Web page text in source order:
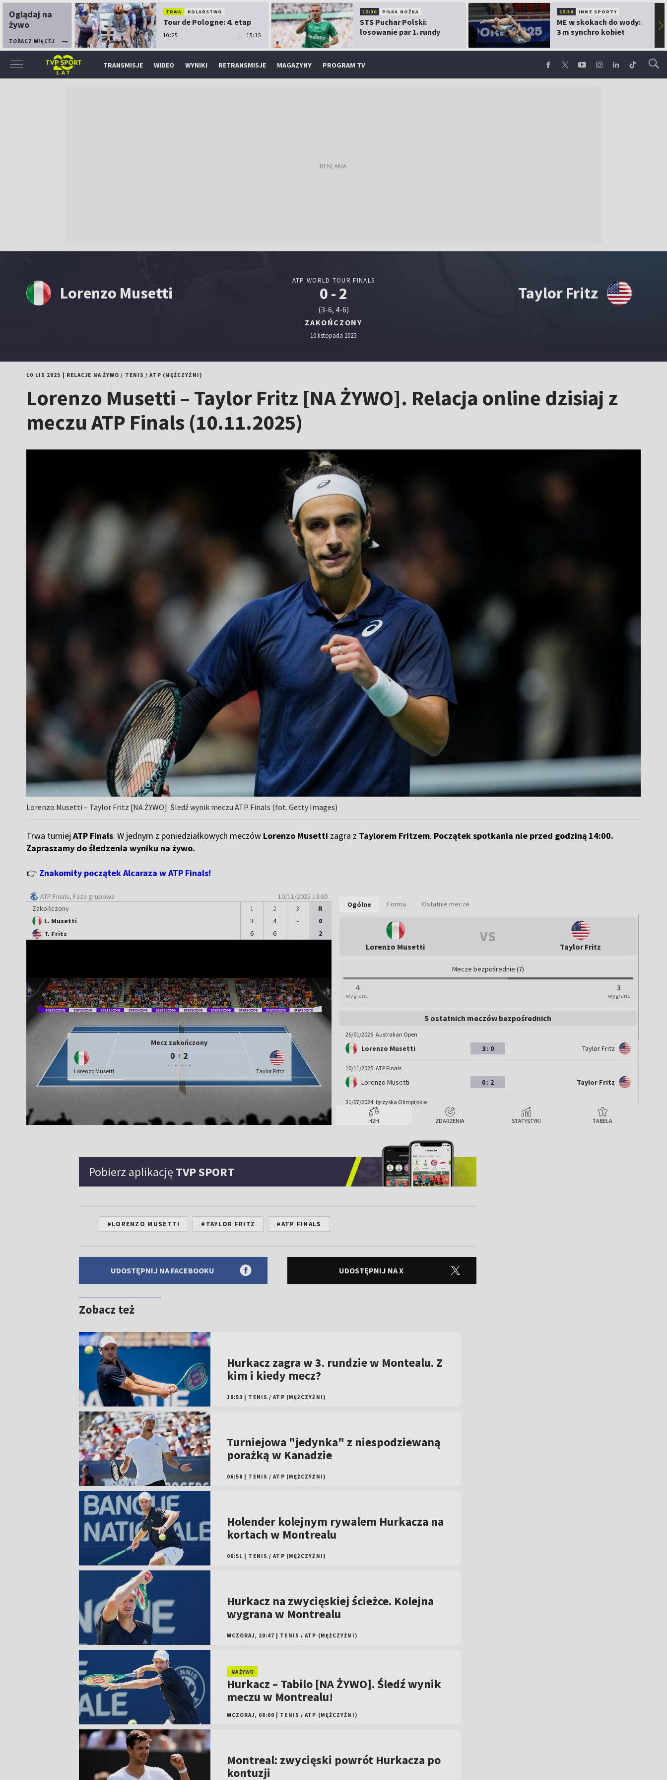
Oglądaj na
żywo
ZOBACZ WIĘCEJ
TRWA KOLARSTWO
Tour de Pologne: 4. etap
10:25 15:15
15:30 PIŁKA NOŻNA
STS Puchar Polski:
losowanie par 1. rundy
15:30 INNE SPORTY
ME w skokach do wody:
3 m synchro kobiet
▶
TRANSMISJE WIDEO WYNIKI RETRANSMISJE MAGAZYNY PROGRAM TV
Lorenzo Musetti
ATP WORLD TOUR FINALS
0 - 2
(3-6, 4-6)
ZAKOŃCZONY
10 listopada 2025
Taylor Fritz
10 LIS 2025 RELACJE NA ŻYWO / TENIS /ATP (MĘŻCZYŹNI)
Lorenzo Musetti – Taylor Fritz [NA ŻYWO]. Relacja online dzisiaj z
meczu ATP Finals (10.11.2025)
Lorenzo Musetti – Taylor Fritz [NA ŻYWO]. Śledź wynik meczu ATP Finals (fot. Getty Images)
Trwa turniejATP Finals. W jednym z poniedziałkowych meczów Lorenzo Musetti zagra z Taylorem Fritzem. Początek spotkania nie przed godziną 14:00.
Zapraszamy do śledzenia wyniku na żywo.
👉 Znakomity początek Alcaraza w ATP Finals!
ATP Finals, Faza grupowa
10/11/2025 13:00
Zakończony
L. Musetti
T. Fritz
1
3
6
2
4
6
3
-
-
R
0
2
Mecz zakończony
Lorenzo Musetti
0 : 2
- : - - : -
Taylor Fritz
H2H ZDARZENIA STATYSTYKI TABELA
Ogólne Forma Ostatnie mecze
Lorenzo Musetti
VS
Taylor Fritz
Mecze bezpośrednie (7)
4
wygrane
3
wygrane
5 ostatnich meczów bezpośrednich
26/01/2026 Australian Open
Lorenzo Musetti 3 : 0 Taylor Fritz
10/11/2025 ATP Finals
Lorenzo Musetti 0 : 2 Taylor Fritz
31/07/2024 Igrzyska Olimpijskie
Lorenzo Musetti Taylor Fritz
Lorenzo Musetti
07/04/2024 Monte Carlo Masters
Lorenzo Musetti
Pobierz aplikację TVP SPORT
#LORENZO MUSETTI #TAYLOR FRITZ #ATP FINALS
UDOSTĘPNIJ NA FACEBOOKU UDOSTĘPNIJ NA X
Zobacz też
Hurkacz zagra w 3. rundzie w Montealu. Z
kim i kiedy mecz?
10:53 TENIS / ATP (MĘŻCZYŹNI)
Turniejowa "jedynka" z niespodziewaną
porażką w Kanadzie
06:58 TENIS / ATP (MĘŻCZYŹNI)
Holender kolejnym rywalem Hurkacza na
kortach w Montrealu
06:51 TENIS / ATP (MĘŻCZYŹNI)
Hurkacz na zwycięskiej ścieżce. Kolejna
wygrana w Montrealu
WCZORAJ, 20:47 TENIS / ATP (MĘŻCZYŹNI)
NA ŻYWO
Hurkacz – Tabilo [NA ŻYWO]. Śledź wynik
meczu w Montrealu!
WCZORAJ, 08:00 TENIS / ATP (MĘŻCZYŹNI)
Montreal: zwycięski powrót Hurkacza po
kontuzji